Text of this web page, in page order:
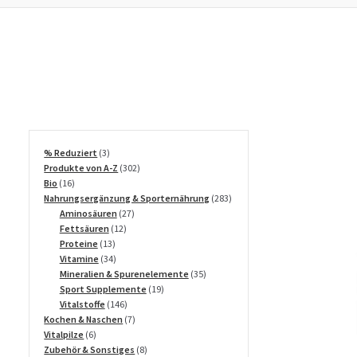
% Reduziert 33
Produkte
Produkte von A-Z 302302
Bio 1616
Produkte
Nahrungsergänzung & Sporternährung 283283
Aminosäuren 2727
Fettsäuren 1212
Proteine 1313
Produkte
Vitamine 3434
Produkte
Mineralien & Spurenelemente 3535
Sport Supplemente 1919
Vitalstoffe 146146
Produkte
Kochen & Naschen 77
Vitalpilze 66
Produkte
Zubehör & Sonstiges 88